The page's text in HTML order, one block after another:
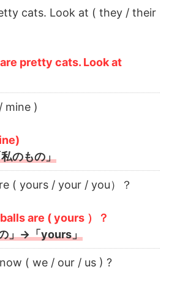
cats. Look at ( they / their
pretty cats. Look at
mine )
のもの」
( yours / your / you）？
are ( yours ）？
」→「yours」
( we / our / us ) ?